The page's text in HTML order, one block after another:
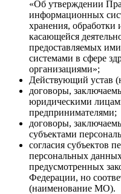
«Об утверждении
информационных
хранения, обработки
касающейся
предоставляемых
системами в сфере
организациями»;
Действующий устав
договоры,
юридическими
предпринимателями;
договоры,
субъектами
согласия субъектов
персональных
предусмотренных
Федерации, но
(наименование МО).